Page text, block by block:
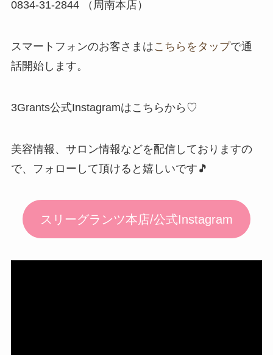
​0834-31-2844 （周南本店）
スマートフォンのお客さまはこちらをタップで通
話開始します。
3Grants公式Instagramはこちらから♡
美容情報、サロン情報などを配信しておりますの
で、フォローして頂けると嬉しいです🎵
スリーグランツ本店/公式Instagram